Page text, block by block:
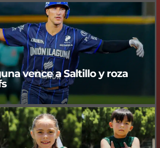
vence a Saltillo y roza